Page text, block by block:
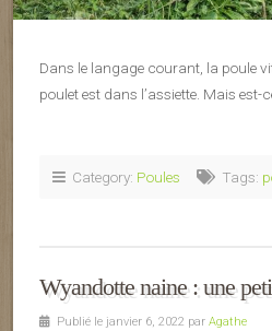
Dans le langage courant, la poule
poulet est dans l’assiette. Mais est-
Category: Poules Tags:
Wyandotte naine : une
Publié le janvier 6, 2022 par Agathe